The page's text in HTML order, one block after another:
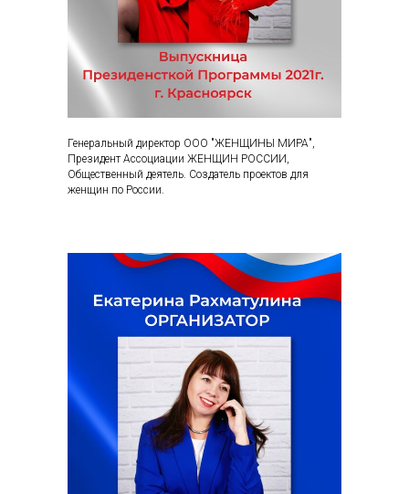
Генеральный директор ООО "ЖЕНЩИНЫ МИРА",
Президент Ассоциации ЖЕНЩИН РОССИИ,
Общественный деятель. Создатель проектов для
женщин по России.